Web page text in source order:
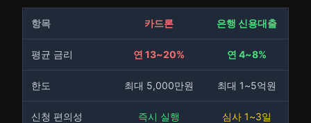
항목 카드론 은행 신용대출
평균 금리 연 13~20% 연 4~8%
한도 최대 5,000만원 최대 1~5억원
신청 편의성 즉시 실행 심사 1~3일